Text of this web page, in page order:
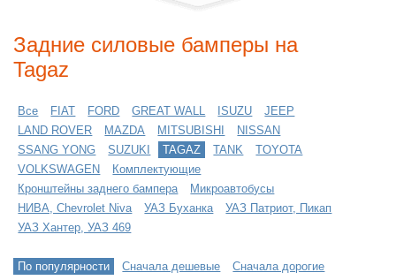
Задние силовые бамперы на
Tagaz
Все FIAT FORD GREAT WALL ISUZU
JEEP
LAND ROVER
MAZDA MITSUBISHI
NISSAN
SSANG YONG
SUZUKI TAGAZ TANK
TOYOTA
VOLKSWAGEN
Комплектующие
Кронштейны заднего бампера
Микроавтобусы
НИВА, Chevrolet Niva
УАЗ Буханка
УАЗ Патриот, Пикап
УАЗ Хантер, УАЗ 469
По популярности Сначала дешевые Сначала дорогие